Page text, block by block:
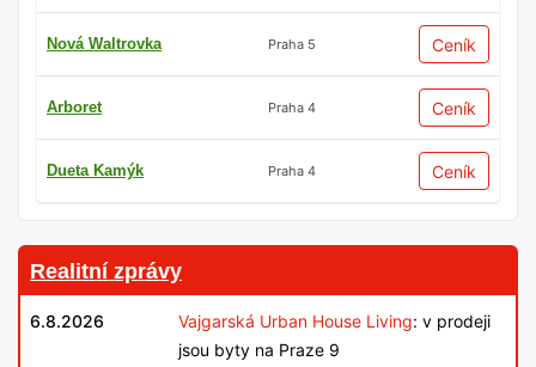
Nová Waltrovka Praha 5 Ceník
Arboret Praha 4 Ceník
Dueta Kamýk Praha 4 Ceník
Realitní zprávy
6.8.2026 Vajgarská Urban House Living: v prodeji
jsou byty na Praze 9